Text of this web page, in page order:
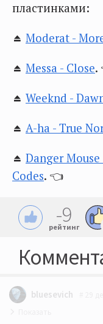
пластинками:
⏏️ Moderat -
⏏️ Messa - Close.
⏏️ Weeknd -
⏏️ A-ha - True
⏏️ Danger
Codes. 👈
-9
рейтинг
bluesevich